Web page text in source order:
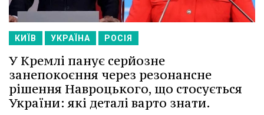
КИЇВ УКРАЇНА РОСІЯ
У Кремлі панує серйозне
занепокоєння через резонансне
рішення Навроцького, що стосується
України: які деталі варто знати.